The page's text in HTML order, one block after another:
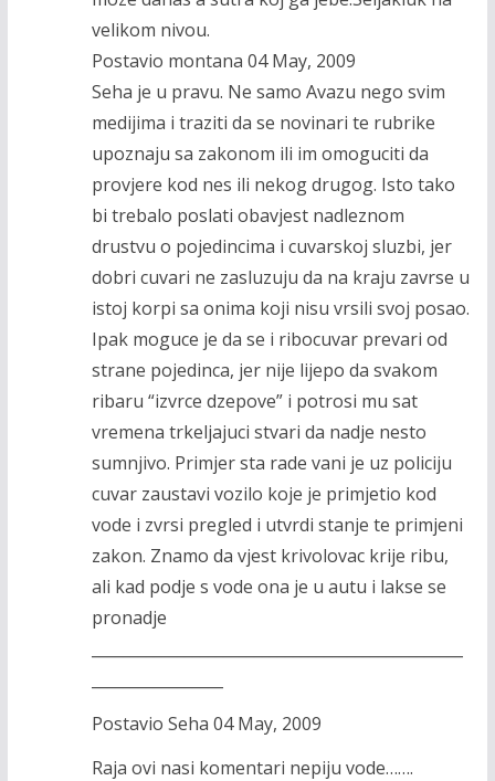
velikom nivou.
Postavio montana 04 May, 2009
Seha je u pravu. Ne samo Avazu nego svim
medijima i traziti da se novinari te rubrike
upoznaju sa zakonom ili im omoguciti da
provjere kod nes ili nekog drugog. Isto tako
bi trebalo poslati obavjest nadleznom
drustvu o pojedincima i cuvarskoj sluzbi, jer
dobri cuvari ne zasluzuju da na kraju zavrse u
istoj korpi sa onima koji nisu vrsili svoj posao.
Ipak moguce je da se i ribocuvar prevari od
strane pojedinca, jer nije lijepo da svakom
ribaru “izvrce dzepove” i potrosi mu sat
vremena trkeljajuci stvari da nadje nesto
sumnjivo. Primjer sta rade vani je uz policiju
cuvar zaustavi vozilo koje je primjetio kod
vode i zvrsi pregled i utvrdi stanje te primjeni
zakon. Znamo da vjest krivolovac krije ribu,
ali kad podje s vode ona je u autu i lakse se
pronadje
Postavio Seha 04 May, 2009
Raja ovi nasi komentari nepiju vode…….